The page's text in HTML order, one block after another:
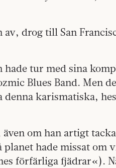
av, drog till San
hade tur med sina
Blues Band. Men
denna karismatiska,
om han artigt
hade missat om
förfärliga fjädrar«).